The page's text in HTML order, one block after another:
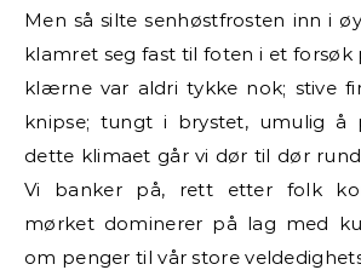
Men så silte senhøstfrosten inn i
klamret seg fast til foten i et forsøk
klærne var aldri tykke nok; stive
knipse; tungt i brystet, umulig å
dette klimaet går vi dør til dør
Vi banker på, rett etter folk
mørket dominerer på lag med
om penger til vår store